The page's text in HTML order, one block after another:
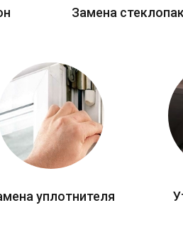
Замена
уплотнителя